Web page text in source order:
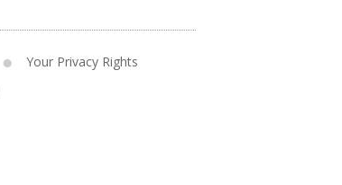
Your Privacy Rights